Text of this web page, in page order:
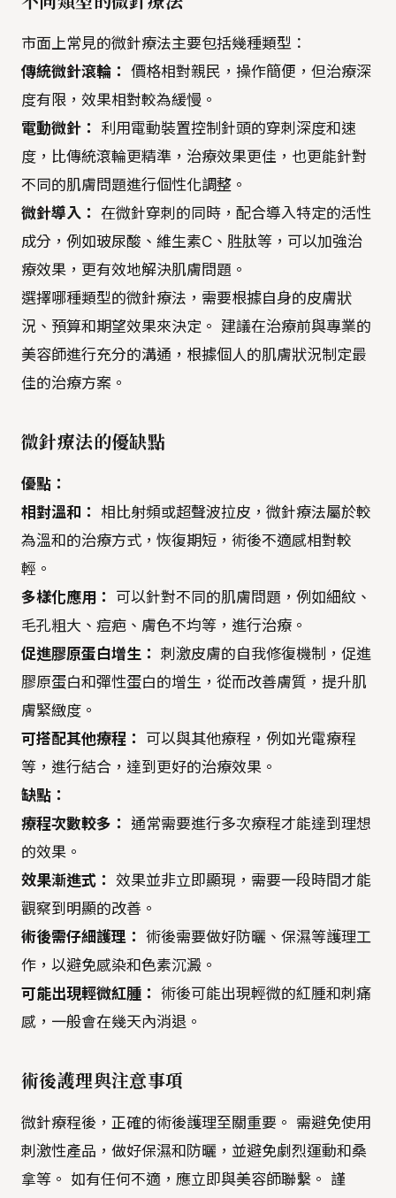
市面上常見的微針療法主要包括幾種類型：
傳統微針滾輪： 價格相對親民，操作簡便，但治療深
度有限，效果相對較為緩慢。
電動微針：
利用電動裝置控制針頭的穿刺深度和速
度，比傳統滾輪更精準，治療效果更佳，也更能針對
不同的肌膚問題進行個性化調整。
微針導入： 在微針穿刺的同時，配合導入特定的活性
成分，例如玻尿酸、維生素C、胜肽等，可以加強治
療效果，更有效地解決肌膚問題。
選擇哪種類型的微針療法，需要根據自身的皮膚狀
況、預算和期望效果來決定。 建議在治療前與專業的
美容師進行充分的溝通，根據個人的肌膚狀況制定最
佳的治療方案。
微針療法的優缺點
優點：
相對溫和：
相比射頻或超聲波拉皮，微針療法屬於較
為溫和的治療方式，恢復期短，術後不適感相對較
輕。
多樣化應用：
可以針對不同的肌膚問題，例如細紋、
毛孔粗大、痘疤、膚色不均等，進行治療。
促進膠原蛋白增生： 刺激皮膚的自我修復機制，促進
膠原蛋白和彈性蛋白的增生，從而改善膚質，提升肌
膚緊緻度。
可搭配其他療程：
可以與其他療程，例如光電療程
等，進行結合，達到更好的治療效果。
缺點：
療程次數較多：
通常需要進行多次療程才能達到理想
的效果。
效果漸進式： 效果並非立即顯現，需要一段時間才能
觀察到明顯的改善。
術後需仔細護理： 術後需要做好防曬、保濕等護理工
作，以避免感染和色素沉澱。
可能出現輕微紅腫： 術後可能出現輕微的紅腫和刺痛
感，一般會在幾天內消退。
術後護理與注意事項
微針療程後，正確的術後護理至關重要。 需避免使用
刺激性產品，做好保濕和防曬，並避免劇烈運動和桑
拿等。 如有任何不適，應立即與美容師聯繫。 謹